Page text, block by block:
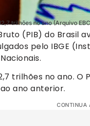
trilhões no ano (Arquivo
(PIB) do Brasil
pelo IBGE
trilhões no ano.
ano anterior.
CONTINUA